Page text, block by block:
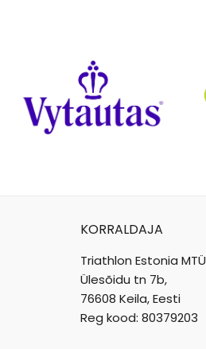
KORRALDAJA
Triathlon Estonia MTÜ
Ülesõidu tn 7b,
76608 Keila, Eesti
Reg kood: 80379203